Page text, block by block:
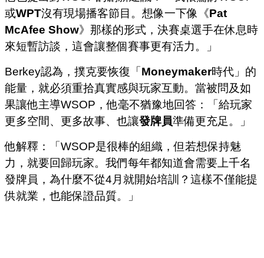
或WPT沒有現場播客節目。想像一下像《Pat
McAfee Show》那樣的形式，決賽桌選手在休息時
來短暫訪談，這會讓整個賽事更有活力。」
Berkey認為，撲克要恢復「 Moneymaker時代」的
能量，就必須重拾真實感與玩家互動。 當被問及如
果讓他主導WSOP，他毫不猶豫地回答：「給玩家
更多空間、更多故事、也讓發牌員準備更充足。」
他解釋：「WSOP是很棒的組織，但若想保持魅
力，就要回歸玩家。我們每年都知道會需要上千名
發牌員，為什麼不從4月就開始培訓？這樣不僅能提
供就業，也能保證品質。」